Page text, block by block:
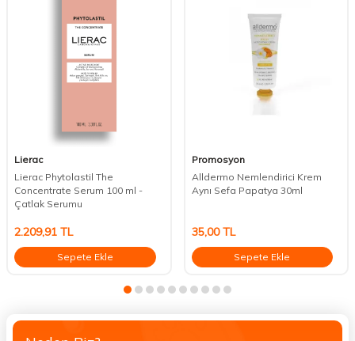
Lierac
Lierac Phytolastil The
Concentrate Serum 100 ml -
Çatlak Serumu
2.209,91 TL
Sepete Ekle
Promosyon
Alldermo Nemlendirici Krem
Aynı Sefa Papatya 30ml
35,00TL
Sepete Ekle